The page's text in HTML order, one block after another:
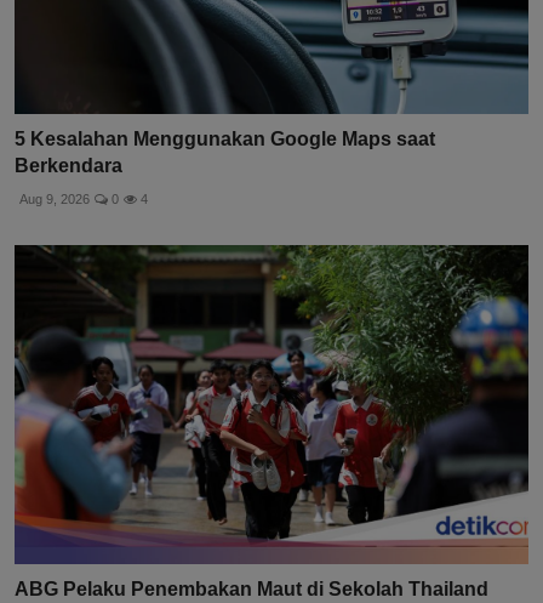
5 Kesalahan Menggunakan Google Maps saat
Berkendara
Aug 9, 2026 0 4
ABG Pelaku Penembakan Maut di Sekolah Thailand